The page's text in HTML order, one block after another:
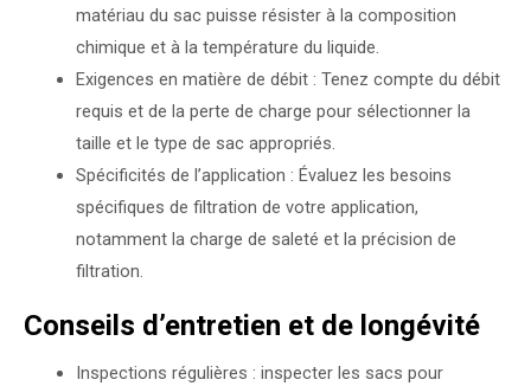
matériau du sac puisse résister à la composition
chimique et à la température du liquide.
Exigences en matière de débit : Tenez compte du débit
requis et de la perte de charge pour sélectionner la
taille et le type de sac appropriés.
Spécificités de l’application : Évaluez les besoins
spécifiques de filtration de votre application,
notamment la charge de saleté et la précision de
filtration.
Conseils d’entretien et de longévité
Inspections régulières : inspecter les sacs pour